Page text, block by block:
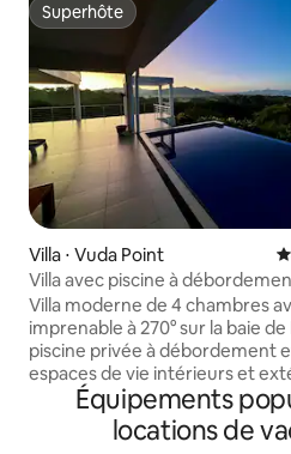
Superhôte
Superhôte
Villa ⋅ Vuda Point
Villa avec piscine à
panoramique sur l'océan
Villa moderne de 4 chambres
imprenable à 270° sur la baie de
piscine privée à débordement
espaces de vie intérieurs et
parfaits pour se détendre/se
seulement 5 à 10 minutes à
plage isolée avec un accès
Équipements
locations de